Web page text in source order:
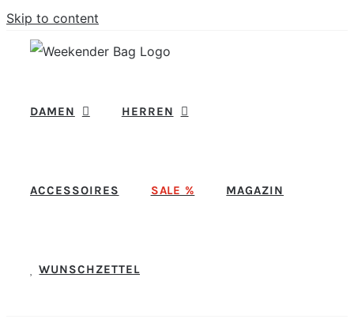
Skip to content
DAMEN HERREN
ACCESSOIRES SALE % MAGAZIN
WUNSCHZETTEL